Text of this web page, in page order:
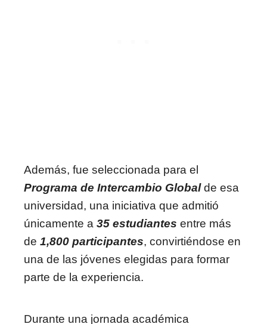
Además, fue seleccionada para el
Programa de Intercambio Globalde esa
universidad, una iniciativa que admitió
únicamente a 35 estudiantes entre más
de 1,800 participantes, convirtiéndose en
una de las jóvenes elegidas para formar
parte de la experiencia.
Durante una jornada académica